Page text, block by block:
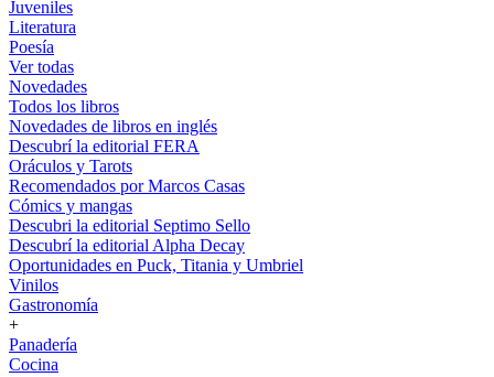
Juveniles
Literatura
Poesía
Ver todas
Novedades
Todos los libros
Novedades de libros en inglés
Descubrí la editorial FERA
Oráculos y Tarots
Recomendados por Marcos Casas
Cómics y mangas
Descubri la editorial Septimo Sello
Descubrí la editorial Alpha Decay
Oportunidades en Puck, Titania y Umbriel
Vinilos
Gastronomía
+
Panadería
Cocina